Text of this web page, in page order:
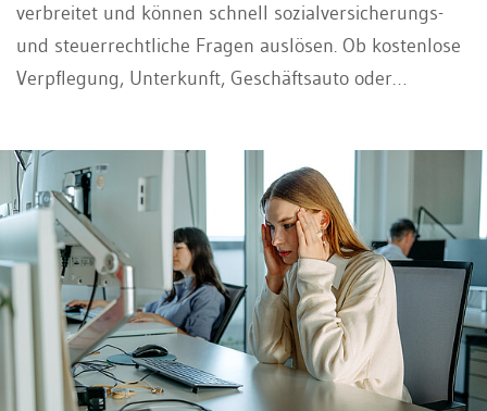
verbreitet und können schnell sozialversicherungs-
und steuerrechtliche Fragen auslösen. Ob kostenlose
Verpflegung, Unterkunft, Geschäftsauto oder
korrekt bewertet, abgerechnet und im Lohnausweis
deklariert werden muss.